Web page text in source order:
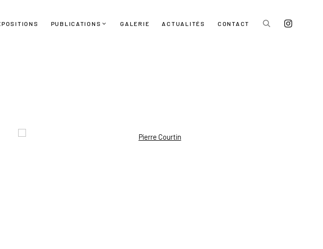
PUBLICATIONS GALERIE ACTUALITÉS CONTACT